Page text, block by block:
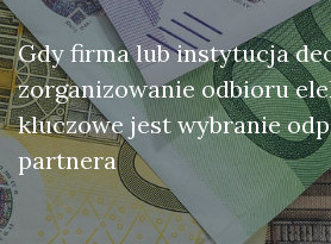
Gdy firma lub instytucja
zorganizowanie odbioru
kluczowe jest wybranie
partnera